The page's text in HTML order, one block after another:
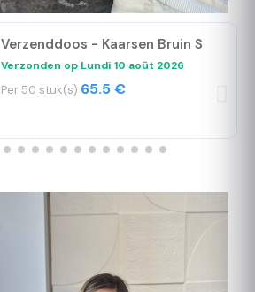
Verzenddoos - Kaarsen Bruin S
Verzonden op Lundi 10 août 2026
Per 50 stuk(s) 65.5 €